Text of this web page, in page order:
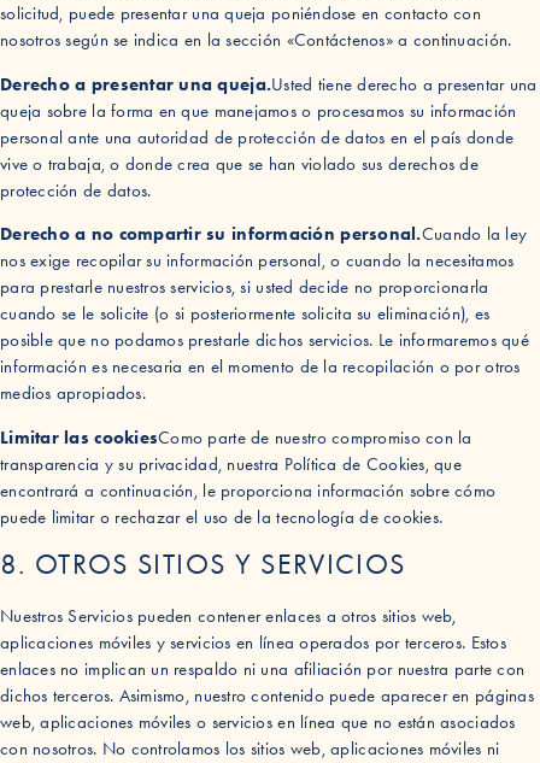
solicitud, puede presentar una queja poniéndose en contacto con
nosotros según se indica en la sección «Contáctenos» a continuación.
Derecho a presentar una queja.Usted tiene derecho a presentar una
queja sobre la forma en que manejamos o procesamos su información
personal ante una autoridad de protección de datos en el país donde
vive o trabaja, o donde crea que se han violado sus derechos de
protección de datos.
Derecho a no compartir su información personal.Cuando la ley
nos exige recopilar su información personal, o cuando la necesitamos
para prestarle nuestros servicios, si usted decide no proporcionarla
cuando se le solicite (o si posteriormente solicita su eliminación), es
posible que no podamos prestarle dichos servicios. Le informaremos qué
información es necesaria en el momento de la recopilación o por otros
medios apropiados.
Limitar las cookiesComo parte de nuestro compromiso con la
transparencia y su privacidad, nuestra Política de Cookies, que
encontrará a continuación, le proporciona información sobre cómo
puede limitar o rechazar el uso de la tecnología de cookies.
8. OTROS SITIOS Y SERVICIOS
Nuestros Servicios pueden contener enlaces a otros sitios web,
aplicaciones móviles y servicios en línea operados por terceros. Estos
enlaces no implican un respaldo ni una afiliación por nuestra parte con
dichos terceros. Asimismo, nuestro contenido puede aparecer en páginas
web, aplicaciones móviles o servicios en línea que no están asociados
con nosotros. No controlamos los sitios web, aplicaciones móviles ni